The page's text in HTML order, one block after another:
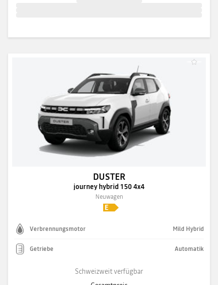
DUSTER
journey hybrid 150 4x4
Neuwagen
Verbrennungsmotor Mild Hybrid
Getriebe Automatik
Schweizweit verfügbar